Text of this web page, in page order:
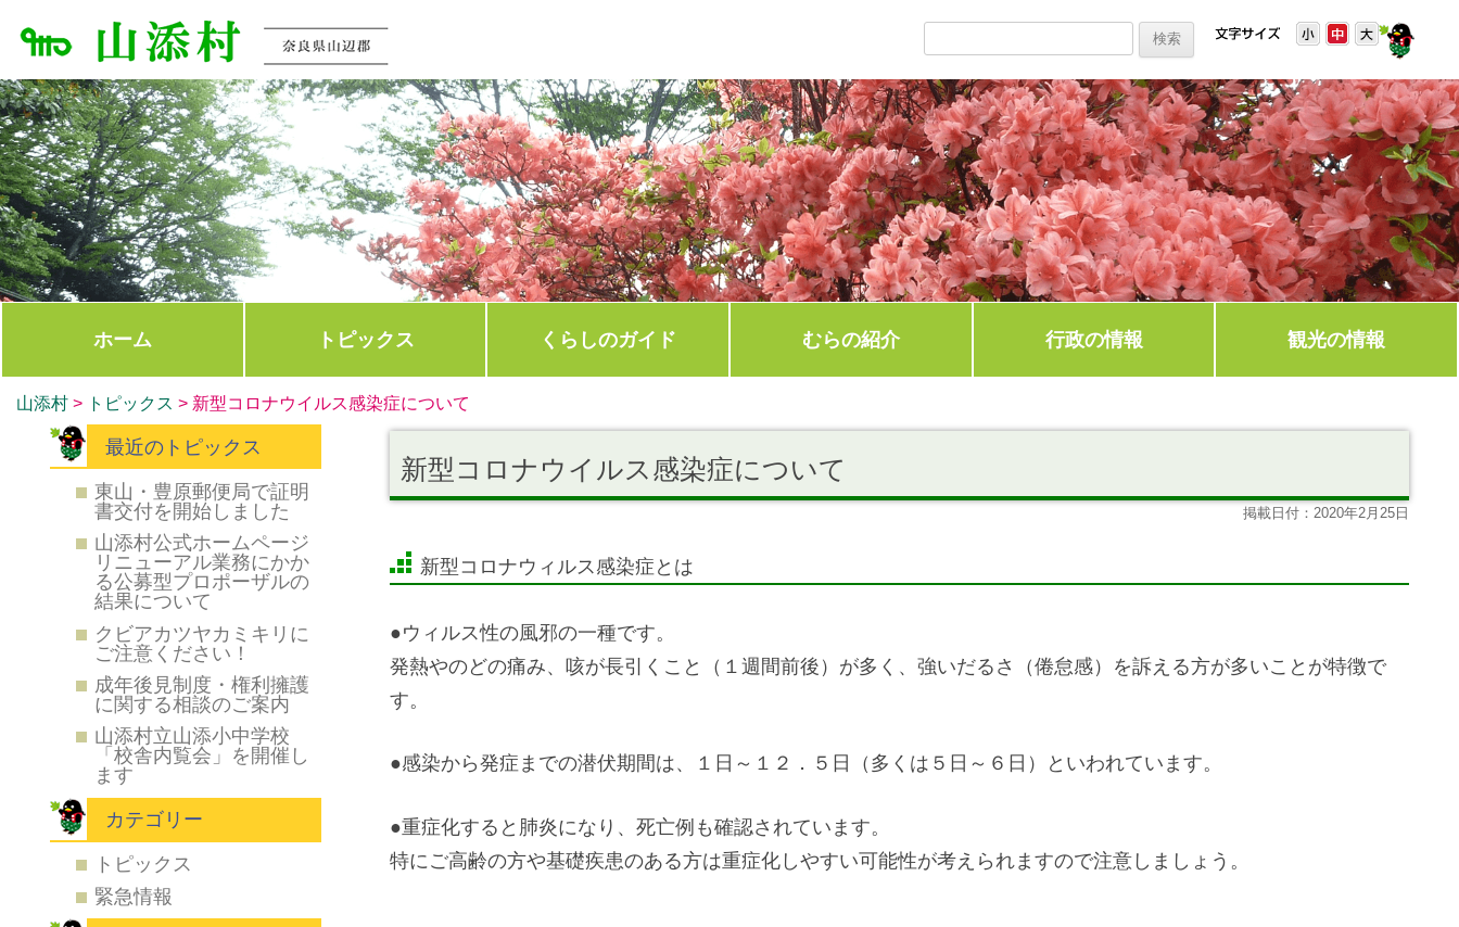
ホーム トピックス くらしのガイド むらの紹介 行政の情報 観光の情報
山添村 > トピックス > 新型コロナウイルス感染症について
新型コロナウイルス感染症について
掲載日付：2020年2月25日
新型コロナウィルス感染症とは
●ウィルス性の風邪の一種です。
発熱やのどの痛み、咳が長引くこと（１週間前後）が多く、強いだるさ（倦怠感）を訴える方が多いことが特徴で
す。
●感染から発症までの潜伏期間は、１日～１２．５日（多くは５日～６日）といわれています。
●重症化すると肺炎になり、死亡例も確認されています。
特にご高齢の方や基礎疾患のある方は重症化しやすい可能性が考えられますので注意しましょう。
最近のトピックス
東山・豊原郵便局で証明
書交付を開始しました
山添村公式ホームページ
リニューアル業務にかか
る公募型プロポーザルの
結果について
クビアカツヤカミキリに
ご注意ください！
成年後見制度・権利擁護
に関する相談のご案内
山添村立山添小中学校
「校舎内覧会」を開催し
ます
カテゴリー
トピックス
緊急情報